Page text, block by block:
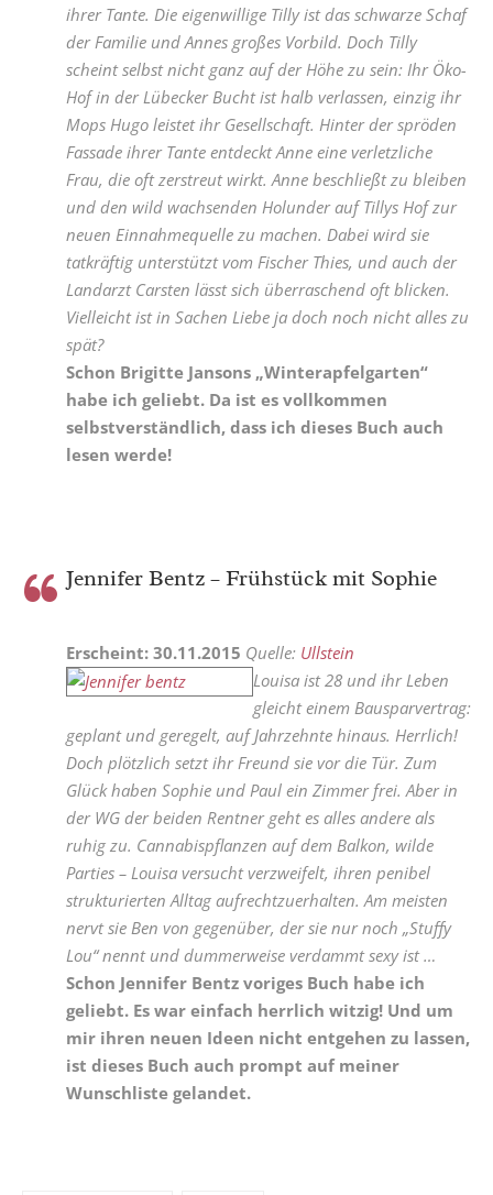
ihrer Tante. Die eigenwillige Tilly ist das schwarze Schaf
der Familie und Annes großes Vorbild. Doch Tilly
scheint selbst nicht ganz auf der Höhe zu sein: Ihr Öko-
Hof in der Lübecker Bucht ist halb verlassen, einzig ihr
Mops Hugo leistet ihr Gesellschaft. Hinter der spröden
Fassade ihrer Tante entdeckt Anne eine verletzliche
Frau, die oft zerstreut wirkt. Anne beschließt zu bleiben
und den wild wachsenden Holunder auf Tillys Hof zur
neuen Einnahmequelle zu machen. Dabei wird sie
tatkräftig unterstützt vom Fischer Thies, und auch der
Landarzt Carsten lässt sich überraschend oft blicken.
Vielleicht ist in Sachen Liebe ja doch noch nicht alles zu
spät?
Schon Brigitte Jansons „Winterapfelgarten“
habe ich geliebt. Da ist es vollkommen
selbstverständlich, dass ich dieses Buch auch
lesen werde!
Jennifer Bentz – Frühstück mit Sophie
Erscheint: 30.11.2015 Quelle: Ullstein
Louisa ist 28 und ihr Leben
gleicht einem Bausparvertrag:
geplant und geregelt, auf Jahrzehnte hinaus. Herrlich!
Doch plötzlich setzt ihr Freund sie vor die Tür. Zum
Glück haben Sophie und Paul ein Zimmer frei. Aber in
der WG der beiden Rentner geht es alles andere als
ruhig zu. Cannabispflanzen auf dem Balkon, wilde
Parties – Louisa versucht verzweifelt, ihren penibel
strukturierten Alltag aufrechtzuerhalten. Am meisten
nervt sie Ben von gegenüber, der sie nur noch „Stuffy
Lou“ nennt und dummerweise verdammt sexy ist …
Schon Jennifer Bentz voriges Buch habe ich
geliebt. Es war einfach herrlich witzig! Und um
mir ihren neuen Ideen nicht entgehen zu lassen,
ist dieses Buch auch prompt auf meiner
Wunschliste gelandet.